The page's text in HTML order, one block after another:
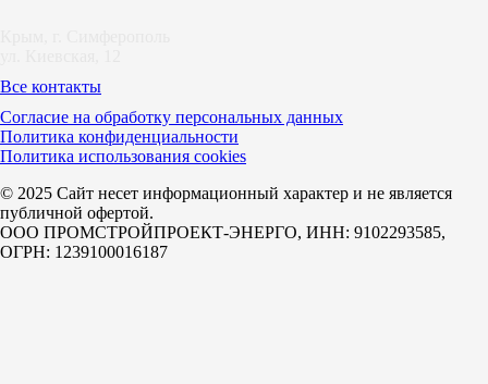
Все контакты
Согласие на обработку персональных данных
Политика конфиденциальности
Политика использования cookies
© 2025 Сайт несет информационный характер и не является
публичной офертой.
ООО ПРОМСТРОЙПРОЕКТ-ЭНЕРГО, ИНН: 9102293585,
ОГРН: 1239100016187